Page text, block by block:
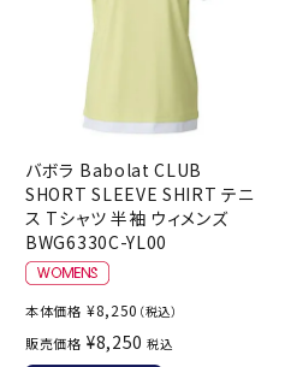
バボラ Babolat CLUB
SHORT SLEEVE SHIRT テニ
ス Tシャツ 半袖 ウィメンズ
BWG6330C-YL00
本体価格 ¥8,250 （税込）
販売価格 ¥8,250 税込